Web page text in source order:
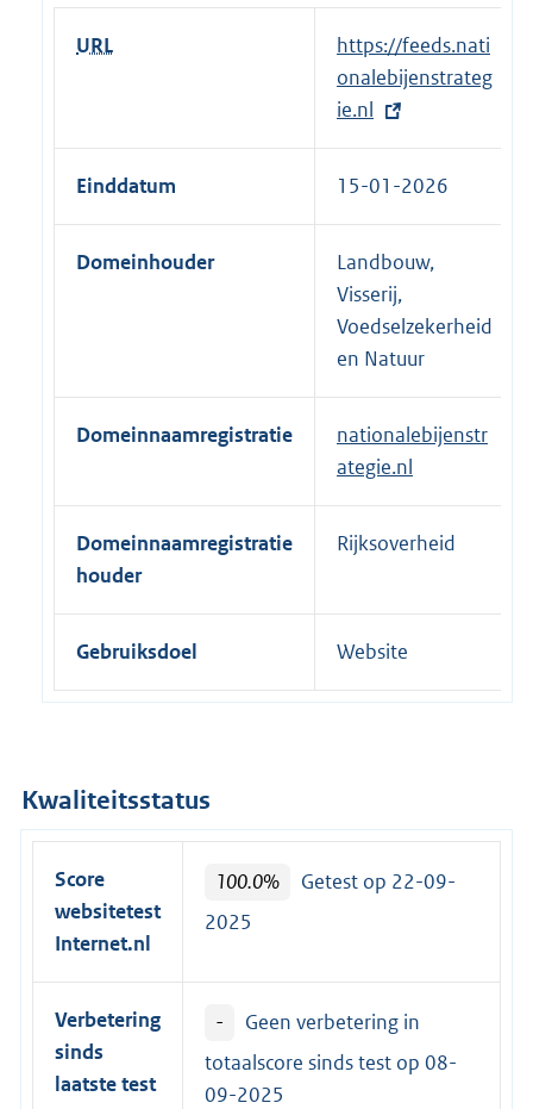
URL
E
x
t
e
r
l
i
n
k
:
https://feeds.nati
onalebijenstrateg
ie.nl
Einddatum 15-01-2026
Domeinhouder
Landbouw,
Visserij,
Voedselzekerheid
en Natuur
Domeinnaamregistratie
nationalebijenstr
ategie.nl
Domeinnaamregistratie
houder
Rijksoverheid
Gebruiksdoel Website
Kwaliteitsstatus
Score
websitetest
Internet.nl
100.0%
Getest op 22-09-
2025
Verbetering
sinds
laatste test
-
Geen verbetering in
totaalscore sinds test op 08-
09-2025